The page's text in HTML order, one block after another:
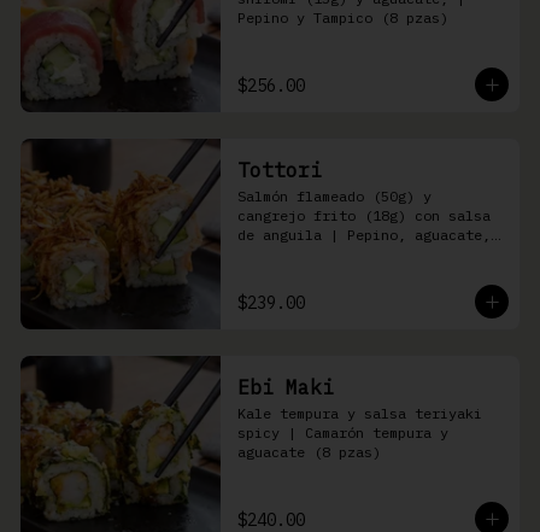
Pepino y Tampico (8 pzas)
$256.00
Tottori
Salmón flameado (50g) y
cangrejo frito (18g) con salsa
de anguila | Pepino, aguacate,
$239.00
Ebi Maki
Kale tempura y salsa teriyaki
spicy | Camarón tempura y
aguacate (8 pzas)
$240.00